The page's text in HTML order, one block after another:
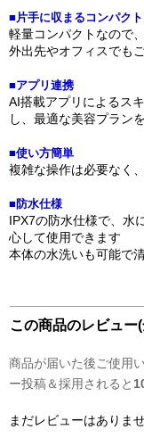
■片手に収まるコンパク
軽量コンパクトなので
外出先やオフィスでも
■アプリ連携
AI搭載アプリによるス
し、最適な美容プラン
■使い方簡単
複雑な操作は必要なく
■防水仕様
IPX7の防水仕様で、水
心して使用できます
本体の水洗いも可能で
この商品のレビュー
商品が届いた後ご使用い
ー投稿＆採用されると
まだレビューはありま